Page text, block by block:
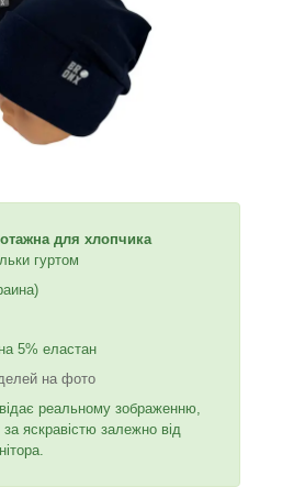
для хлопчика
гуртом
5% еластан
на фото
реальному зображенню,
яскравістю залежно від